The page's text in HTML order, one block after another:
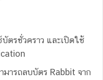
บัตรชั่วคราว และเปิดใช้
ารถลบบัตร Rabbit จาก